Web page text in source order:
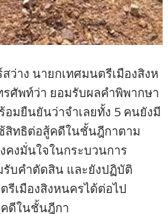
ว่าง นายกเทศมนตรีเมืองสิงห
รศัพท์ว่า ยอมรับผลคำพิพากษา
มยืนยันว่าจำเลยทั้ง 5 คนยังมี
สิทธิต่อสู้คดีในชั้นฎีกาตาม
คงมั่นใจในกระบวนการ
บคำตัดสิน และยังปฏิบัติ
เมืองสิงหนครได้ต่อไป
คดีในชั้นฎีกา